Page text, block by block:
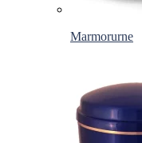
Marmorurne